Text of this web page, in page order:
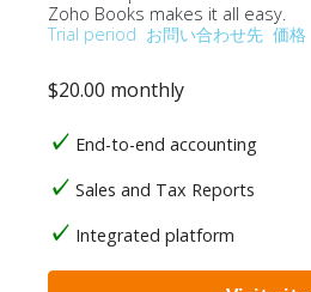
Zoho Books makes it all easy.
Trial period お問い合わせ先 価格
$20.00 monthly
End-to-end accounting
Sales and Tax Reports
Integrated platform